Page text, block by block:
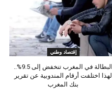
إقتصاد وطني
البطالة في المغرب تنخفض إلى 9.5%..
لهذا اختلفت أرقام المندوبية عن تقرير
بنك المغرب